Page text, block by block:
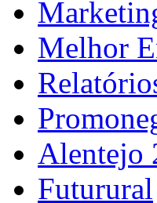
Melhor
Alentejo
Futurural